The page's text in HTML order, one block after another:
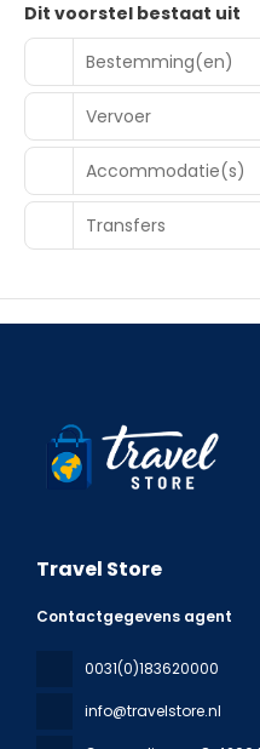
Dit voorstel bestaat uit
Bestemming(en)
Vervoer
Accommodatie(s)
Transfers
Travel Store
Contactgegevens agent
0031(0)183620000
info@travelstore.nl